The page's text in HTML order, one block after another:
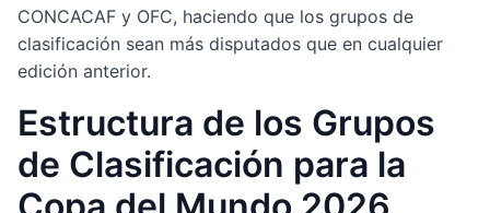
CONCACAF y OFC, haciendo que los grupos de
clasificación sean más disputados que en cualquier
edición anterior.
Estructura de los Grupos
de Clasificación para la